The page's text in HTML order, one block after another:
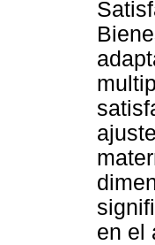
en el